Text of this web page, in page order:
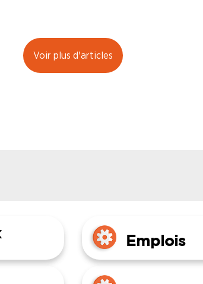
Voir plus d'articles
Emplois